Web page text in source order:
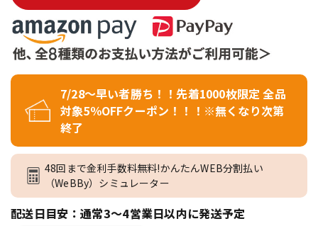
7/28～早い者勝ち！！先着1000枚限定 全品
対象5％OFFクーポン！！！※無くなり次第
終了
48回まで金利手数料無料!かんたんWEB分割払い
（WeBBy）シミュレーター
配送日目安：通常3～4営業日以内に発送予定